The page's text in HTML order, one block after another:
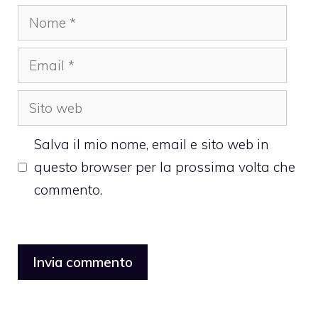
Nome
Email
Sito
web
Salva il mio nome, email e sito web in
questo browser per la prossima volta che
commento.